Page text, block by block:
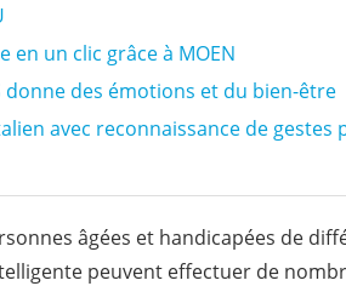
en un clic grâce à MOEN
donne des émotions et du bien-être
avec reconnaissance de gestes
âgées et handicapées de
peuvent effectuer de